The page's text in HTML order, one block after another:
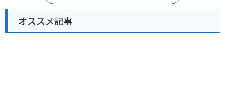
オススメ記事